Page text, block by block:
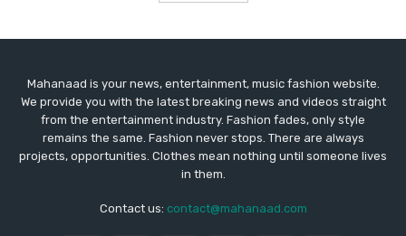
Mahanaad is your news, entertainment, music fashion website.
We provide you with the latest breaking news and videos straight
from the entertainment industry. Fashion fades, only style
remains the same. Fashion never stops. There are always
projects, opportunities. Clothes mean nothing until someone lives
in them.
Contact us: contact@mahanaad.com